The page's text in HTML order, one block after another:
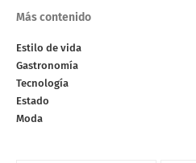
Más contenido
Estilo de vida
Gastronomía
Tecnología
Estado
Moda